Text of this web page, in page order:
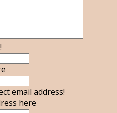
email address!
here